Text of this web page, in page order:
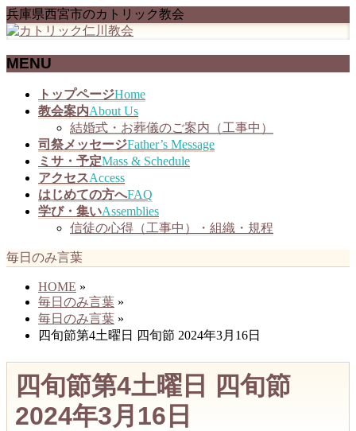
兵庫県西宮市のカトリック教会
MENU
トップページHome
教会案内About Us
結婚式・お葬儀のご案内（工事中）
司祭メッセージFather’s Message
ミサ・予定Mass & Schedule
アクセスAccess
はじめての方へFAQ
学び・集いAssemblies
信徒の心得（工事中）・組織・規程
毎日のみ言葉
HOME »
毎日のみ言葉 »
毎日のみ言葉 »
四旬節第4土曜日 四旬節 2024年3月16日
四旬節第4土曜日 四旬節
2024年3月16日